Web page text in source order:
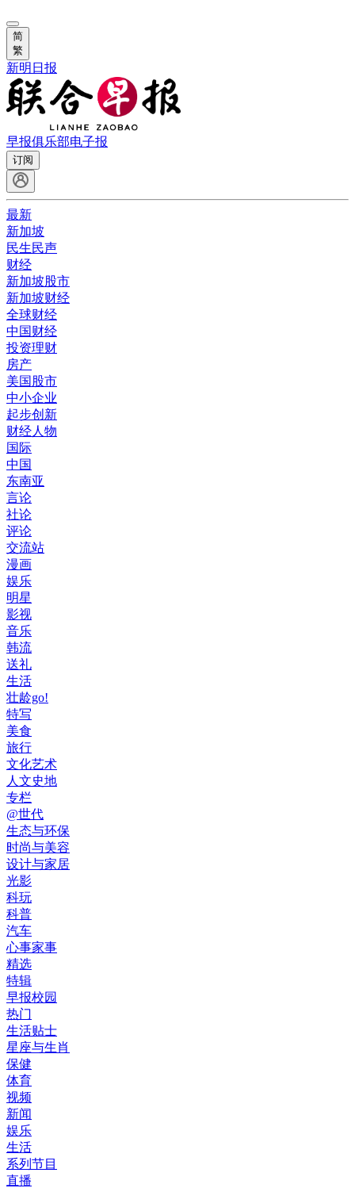
简
繁
新明日报
早报俱乐部电子报
订阅
最新
新加坡
民生民声
财经
新加坡股市
新加坡财经
全球财经
中国财经
投资理财
房产
美国股市
中小企业
起步创新
财经人物
国际
中国
东南亚
言论
社论
评论
交流站
漫画
娱乐
明星
影视
音乐
韩流
送礼
生活
壮龄go!
特写
美食
旅行
文化艺术
人文史地
专栏
@世代
生态与环保
时尚与美容
设计与家居
光影
科玩
科普
汽车
心事家事
精选
特辑
早报校园
热门
生活贴士
星座与生肖
保健
体育
视频
新闻
娱乐
生活
系列节目
直播